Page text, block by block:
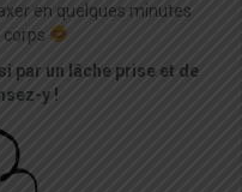
en quelques minutes
par un lâche prise et de
y !